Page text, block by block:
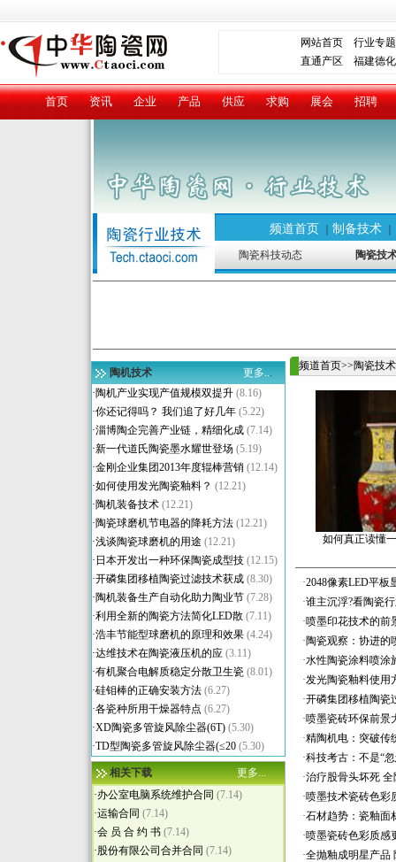
网站首页
行业专题
直通产区 福建德化
首页 资讯 企业 产品 供应 求购 展会 招聘
频道首页 制备技术
陶瓷科技动态 陶瓷技
陶机技术 更多...
·陶机产业实现产值规模双提升 (8.16)
·你还记得吗？ 我们追了好几年 (5.22)
·淄博陶企完善产业链，精细化成 (7.14)
·新一代道氏陶瓷墨水耀世登场 (5.19)
·金刚企业集团2013年度辊棒营销 (12.14)
·如何使用发光陶瓷釉料？ (12.21)
·陶机装备技术 (12.21)
·陶瓷球磨机节电器的降耗方法 (12.21)
·浅谈陶瓷球磨机的用途 (12.21)
· 日本开发出一种环保陶瓷成型技 (12.15)
·开磷集团移植陶瓷过滤技术获成 (8.30)
·陶机装备生产自动化助力陶业节 (7.28)
·利用全新的陶瓷方法简化LED散 (7.11)
·浩丰节能型球磨机的原理和效果 (4.24)
·达维技术在陶瓷液压机的应 (3.11)
·有机聚合电解质稳定分散卫生瓷 (8.01)
·硅钼棒的正确安装方法 (6.27)
·各瓷种所用干燥器特点 (6.27)
·XD陶瓷多管旋风除尘器(6T) (5.30)
·TD型陶瓷多管旋风除尘器(≤20 (5.30)
相关下载
更多...
·办公室电脑系统维护合同 (7.14)
·运输合同 (7.14)
·会 员 合 约 书 (7.14)
·股份有限公司合并合同 (7.14)
频道首页>>陶瓷技术
如何真正读懂
·2048像素LED平板
·谁主沉浮?看陶瓷
·喷墨印花技术的前
·陶瓷观察：协进的
·水性陶瓷涂料喷涂
·发光陶瓷釉料使用
·开磷集团移植陶瓷
·喷墨瓷砖环保前景
·精陶机电：突破传
·科技考古：不是“
·治疗股骨头坏死
·喷墨技术瓷砖色彩
·石材趋势：瓷釉面
·喷墨瓷砖色彩质感
·全抛釉成明星产品